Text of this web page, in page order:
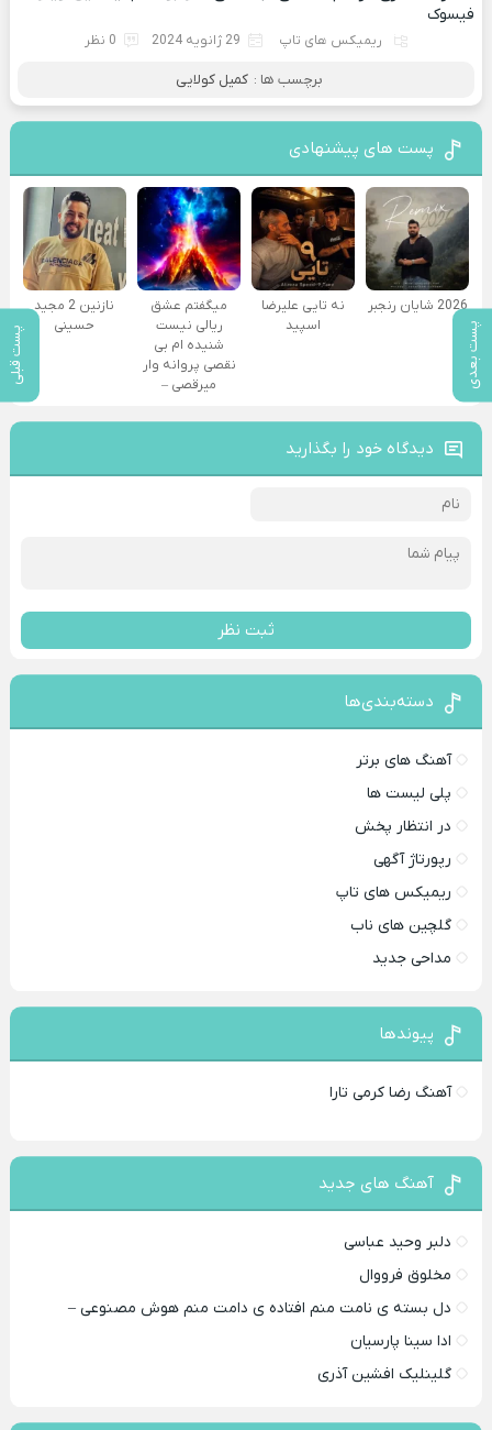
پست بعدی پست قبلی
فیسوک
ریمیکس های تاپ 29 ژانویه 2024 0 نظر
برچسب ها : کمیل کولایی
پست های پیشنهادی
2026 شایان رنجبر
نه تایی علیرضا
اسپید
میگفتم عشق
ریالی نیست
شنیده ام بی
نقصی پروانه وار
میرقصی –
نازنین 2 مجید
حسینی
دیدگاه خود را بگذارید
ثبت نظر
دسته‌بندی‌ها
آهنگ های برتر
پلی لیست ها
در انتظار پخش
رپورتاژ آگهی
ریمیکس های تاپ
گلچین های ناب
مداحی جدید
پیوندها
آهنگ رضا کرمی تارا
آهنگ های جدید
دلبر وحید عباسی
مخلوق فرووال
دل بسته ی نامت منم افتاده ی دامت منم هوش مصنوعی –
ادا سینا پارسیان
گلینلیک افشین آذری